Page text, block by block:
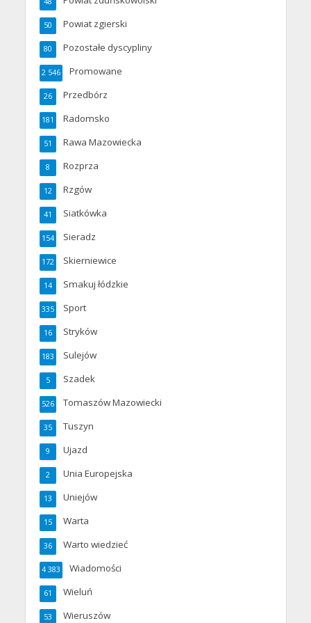
Powiat zgierski
50
Pozostałe dyscypliny
80
Promowane
2 546
Przedbórz
26
Radomsko
181
Rawa Mazowiecka
51
Rozprza
8
Rzgów
12
Siatkówka
41
Sieradz
154
Skierniewice
172
Smakuj łódzkie
14
Sport
335
Stryków
16
Sulejów
183
Szadek
5
Tomaszów Mazowiecki
526
Tuszyn
35
Ujazd
9
Unia Europejska
2
Uniejów
13
Warta
15
Warto wiedzieć
36
Wiadomości
4 383
Wieluń
61
Wieruszów
53